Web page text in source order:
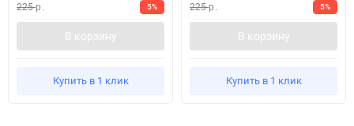
225р. 5%
В корзину
Купить в 1 клик
225р. 5%
В корзину
Купить в 1 клик